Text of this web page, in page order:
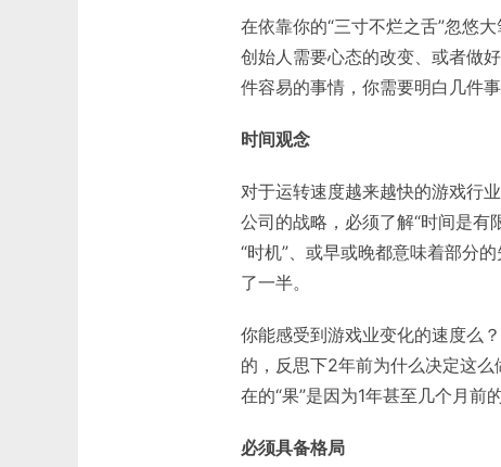
在依靠你的“三寸不烂之舌”忽悠
创始人需要心态的改变、或者做
件容易的事情，你需要明白几件事
时间观念
对于运转速度越来越快的游戏行
公司的战略，必须了解“时间是有
“时机”、或早或晚都意味着部分
了一半。
你能感受到游戏业变化的速度么
的，反思下2年前为什么决定这
在的“果”是因为1年甚至几个月前
必须具备格局